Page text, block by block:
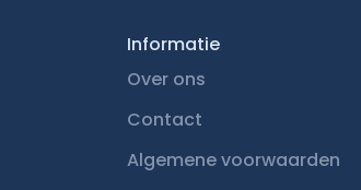
Informatie
Over ons
Contact
Algemene voorwaarden